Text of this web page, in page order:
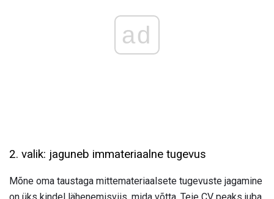
ad
2. valik: jaguneb immateriaalne tugevus
Mõne oma taustaga mittemateriaalsete tugevuste jagamine